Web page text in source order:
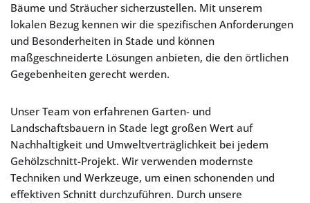
Bäume und Sträucher sicherzustellen. Mit unserem
lokalen Bezug kennen wir die spezifischen Anforderungen
und Besonderheiten in Stade und können
maßgeschneiderte Lösungen anbieten, die den örtlichen
Gegebenheiten gerecht werden.
Unser Team von erfahrenen Garten- und
Landschaftsbauern in Stade legt großen Wert auf
Nachhaltigkeit und Umweltverträglichkeit bei jedem
Gehölzschnitt-Projekt. Wir verwenden modernste
Techniken und Werkzeuge, um einen schonenden und
effektiven Schnitt durchzuführen. Durch unsere